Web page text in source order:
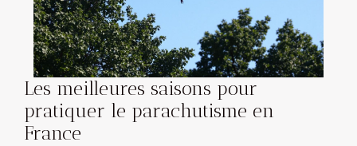
Les meilleures saisons pour
pratiquer le parachutisme en
France